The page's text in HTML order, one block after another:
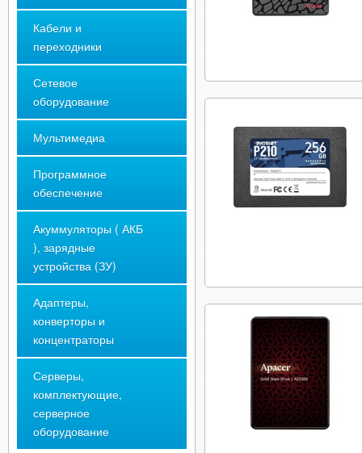
Кабели и
переходники
Сетевое
оборудование
Мультимедиа
Программное
обеспечение
Акуммуляторы ( АКБ
), зарядные
устройства (ЗУ)
Адаптеры,
конверторы и
концентраторы
Серверы,
комплектующие,
серверное
оборудование